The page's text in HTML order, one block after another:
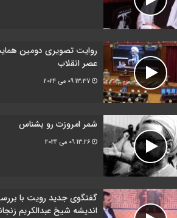
روایت تصویری دومین
عصر انقلاب
13:37 09 می 2024
شمر امروزت رو بشناس
13:26 09 می 2024
گفتگوی جدید رویت با
اندیشه شیخ عبدالکریم